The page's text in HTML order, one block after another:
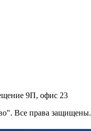
9П, офис 23
Все права защищены.